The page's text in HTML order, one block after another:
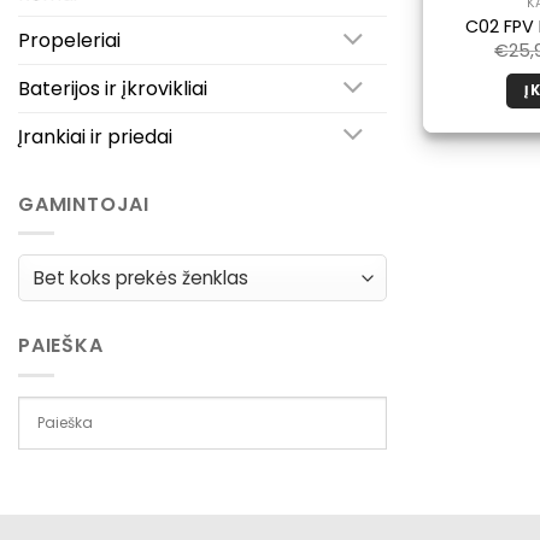
Propeleriai
Baterijos ir įkrovikliai
Įrankiai ir priedai
GAMINTOJAI
PAIEŠKA
C02
€
Į